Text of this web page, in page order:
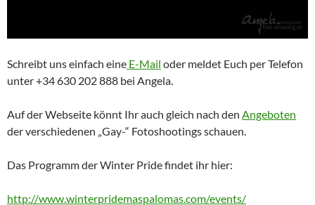
Schreibt uns einfach eine E-Mail oder meldet Euch per Telefon
unter +34 630 202 888 bei Angela.
Auf der Webseite könnt Ihr auch gleich nach den Angeboten
der verschiedenen „Gay-“ Fotoshootings schauen.
Das Programm der Winter Pride findet ihr hier:
http://www.winterpridemaspalomas.com/events/